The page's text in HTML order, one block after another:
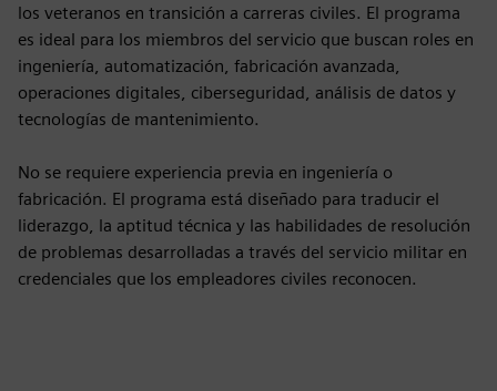
los veteranos en transición a carreras civiles. El programa
es ideal para los miembros del servicio que buscan roles en
ingeniería, automatización, fabricación avanzada,
operaciones digitales, ciberseguridad, análisis de datos y
tecnologías de mantenimiento.
No se requiere experiencia previa en ingeniería o
fabricación. El programa está diseñado para traducir el
liderazgo, la aptitud técnica y las habilidades de resolución
de problemas desarrolladas a través del servicio militar en
credenciales que los empleadores civiles reconocen.